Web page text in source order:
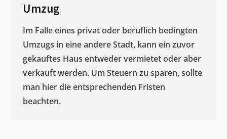
Umzug
Im Falle eines privat oder beruflich bedingten
Umzugs in eine andere Stadt, kann ein zuvor
gekauftes Haus entweder vermietet oder aber
verkauft werden. Um Steuern zu sparen, sollte
man hier die entsprechenden Fristen
beachten.